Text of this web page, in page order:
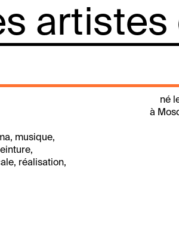
artistes
musique,
réalisation,
né
à